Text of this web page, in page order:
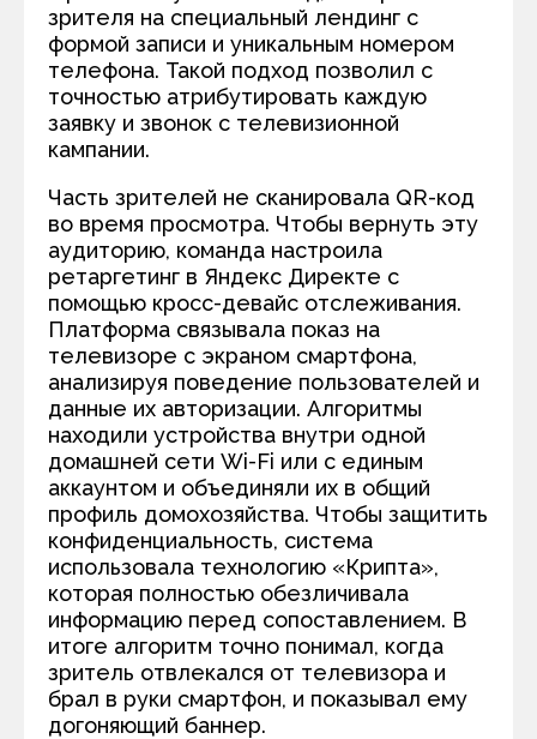
зрителя на специальный лендинг с
формой записи и уникальным номером
телефона. Такой подход позволил с
точностью атрибутировать каждую
заявку и звонок с телевизионной
кампании.
Часть зрителей не сканировала QR-код
во время просмотра. Чтобы вернуть эту
аудиторию, команда настроила
ретаргетинг в Яндекс Директе с
помощью кросс-девайс отслеживания.
Платформа связывала показ на
телевизоре с экраном смартфона,
анализируя поведение пользователей и
данные их авторизации. Алгоритмы
находили устройства внутри одной
домашней сети Wi-Fi или с единым
аккаунтом и объединяли их в общий
профиль домохозяйства. Чтобы защитить
конфиденциальность, система
использовала технологию «Крипта»,
которая полностью обезличивала
информацию перед сопоставлением. В
итоге алгоритм точно понимал, когда
зритель отвлекался от телевизора и
брал в руки смартфон, и показывал ему
догоняющий баннер.